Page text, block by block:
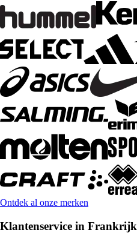
Ontdek al onze merken
Klantenservice in Frankrijk